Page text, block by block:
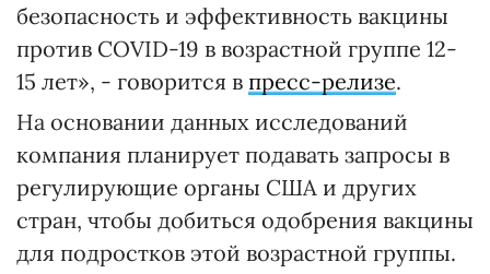
безопасность и эффективность вакцины
против COVID-19 в возрастной группе 12-
15 лет», - говорится в пресс-релизе.
На основании данных исследований
компания планирует подавать запросы в
регулирующие органы США и других
стран, чтобы добиться одобрения вакцины
для подростков этой возрастной группы.